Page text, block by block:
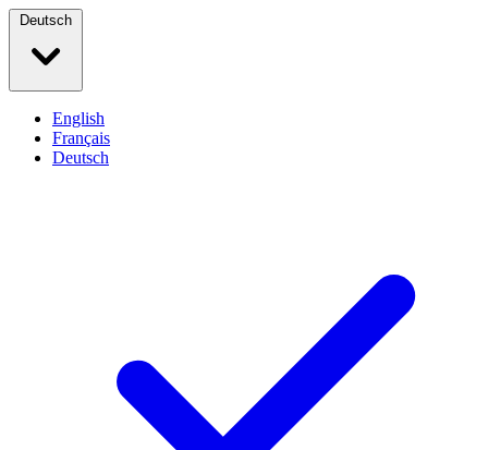
Deutsch
English
Français
Deutsch